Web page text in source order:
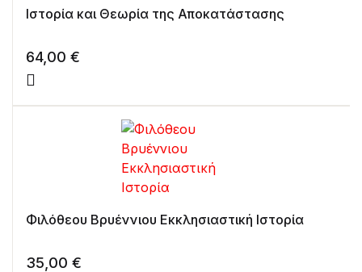
Ιστορία και Θεωρία της Αποκατάστασης
64,00 €
Φιλόθεου Βρυέννιου Εκκλησιαστική Ιστορία
35,00 €